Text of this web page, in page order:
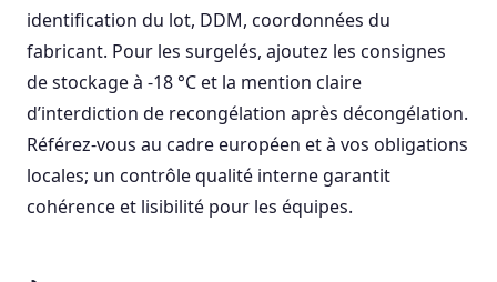
identification du lot, DDM, coordonnées du
fabricant. Pour les surgelés, ajoutez les consignes
de stockage à -18 °C et la mention claire
d’interdiction de recongélation après décongélation.
Référez-vous au cadre européen et à vos obligations
locales; un contrôle qualité interne garantit
cohérence et lisibilité pour les équipes.